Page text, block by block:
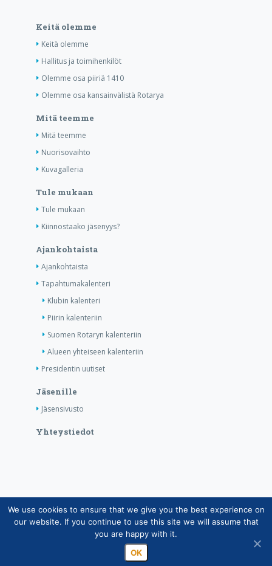
Keitä olemme
Keitä olemme
Hallitus ja toimihenkilöt
Olemme osa piiriä 1410
Olemme osa kansainvälistä Rotarya
Mitä teemme
Mitä teemme
Nuorisovaihto
Kuvagalleria
Tule mukaan
Tule mukaan
Kiinnostaako jäsenyys?
Ajankohtaista
Ajankohtaista
Tapahtumakalenteri
Klubin kalenteri
Piirin kalenteriin
Suomen Rotaryn kalenteriin
Alueen yhteiseen kalenteriin
Presidentin uutiset
Jäsenille
Jäsensivusto
Yhteystiedot
Copyright © Suomen Rotarypalvelu ry 2026 |
Jäsentietojärjestelmän tietosuojaseloste|Henkilötietojen
käsittely Rotarytoiminnassa
We use cookies to ensure that we give you the best experience on
our website. If you continue to use this site we will assume that
you are happy with it.
OK